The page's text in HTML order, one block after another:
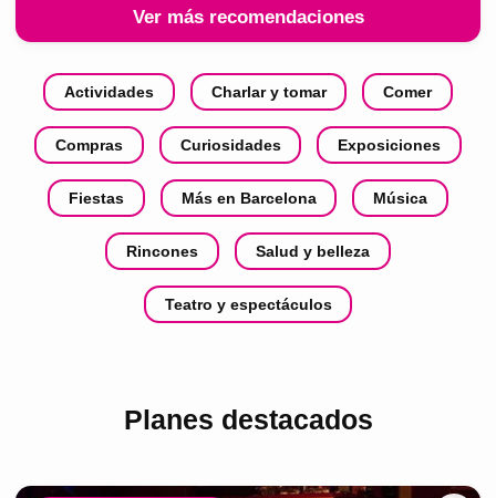
Ver más recomendaciones
Actividades Charlar y tomar Comer
Compras Curiosidades Exposiciones
Fiestas Más en Barcelona Música
Rincones Salud y belleza
Teatro y espectáculos
Planes destacados